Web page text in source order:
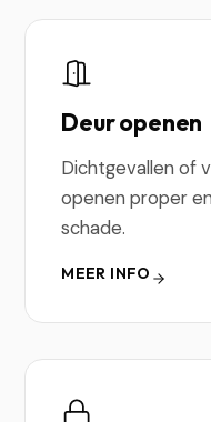
Deur openen
Dichtgevallen of
openen proper
schade.
MEER INFO